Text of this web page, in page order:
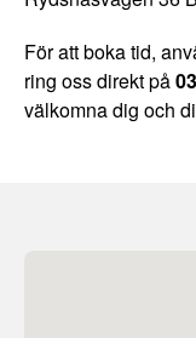
För att boka tid,
ring oss direkt på
välkomna dig och